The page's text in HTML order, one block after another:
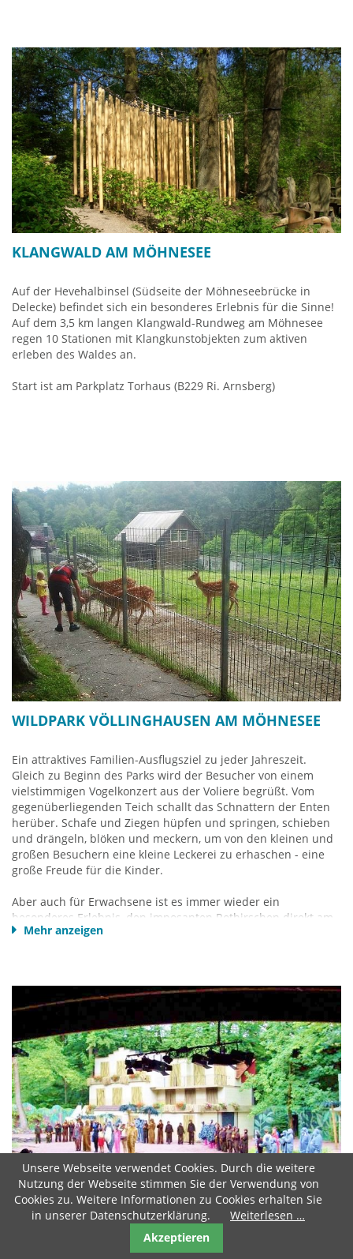
Erkunden Sie die schönen Wander-Routen durch diesen
herrlichen Wald. Auch der 240km lange Premium-
FernwanderwegSauerland Waldroute(Iserlohn-Marsberg)
schlängelt sich durch den Arnsberger Wald.
Die 20 schönsten Wanderrouten am Möhnesee / Arnsberger
Wald HIER!
KLANGWALD AM MÖHNESEE
Auf der Hevehalbinsel (Südseite der Möhneseebrücke in
Delecke) befindet sich ein besonderes Erlebnis für die Sinne!
Auf dem 3,5 km langen Klangwald-Rundweg am Möhnesee
regen 10 Stationen mit Klangkunstobjekten zum aktiven
erleben des Waldes an.
Start ist am Parkplatz Torhaus (B229 Ri. Arnsberg)
WILDPARK VÖLLINGHAUSEN AM MÖHNESEE
Ein attraktives Familien-Ausflugsziel zu jeder Jahreszeit.
Gleich zu Beginn des Parks wird der Besucher von einem
vielstimmigen Vogelkonzert aus der Voliere begrüßt. Vom
gegenüberliegenden Teich schallt das Schnattern der Enten
herüber. Schafe und Ziegen hüpfen und springen, schieben
und drängeln, blöken und meckern, um von den kleinen und
großen Besuchern eine kleine Leckerei zu erhaschen - eine
große Freude für die Kinder.
Aber auch für Erwachsene ist es immer wieder ein
besonderes Erlebnis, den imposanten Rothirschen direkt am
Gatter Auge in Auge gegenüberzustehen.
59519 Möhnesee - Völlinghausen
Telefon
info@moehnesee.de
Website
Mehr anzeigen
FREILICHTBÜHNE ARNSBERG - HERDRINGEN
Unsere Webseite verwendet Cookies. Durch die weitere
Nutzung der Webseite stimmen Sie der Verwendung von
Cookies zu. Weitere Informationen zu Cookies erhalten Sie
in unserer Datenschutzerklärung.
Weiterlesen …
Akzeptieren